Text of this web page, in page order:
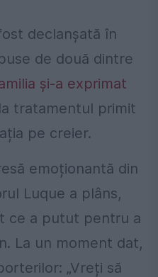
declanșată în
de două dintre
și-a exprimat
tratamentul primit
pe creier.
emoționantă din
Luque a plâns,
ce a putut pentru a
La un moment dat,
„Vreți să